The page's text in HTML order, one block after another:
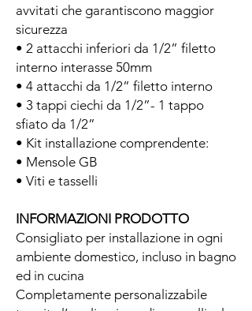
avvitati che garantiscono maggior
sicurezza
• 2 attacchi inferiori da 1/2” filetto
interno interasse 50mm
• 4 attacchi da 1/2” filetto interno
• 3 tappi ciechi da 1/2”- 1 tappo
sfiato da 1/2”
• Kit installazione comprendente:
• Mensole GB
• Viti e tasselli
INFORMAZIONI PRODOTTO
Consigliato per installazione in ogni
ambiente domestico, incluso in bagno
ed in cucina
Completamente personalizzabile